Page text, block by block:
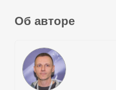
Об авторе